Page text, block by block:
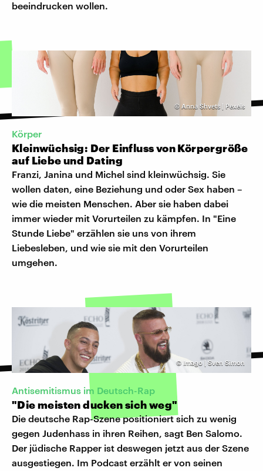
beeindrucken wollen.
© Anna Shvets | Pexels
Körper
Kleinwüchsig: Der Einfluss von Körpergröße
auf Liebe und Dating
Franzi, Janina und Michel sind kleinwüchsig. Sie
wollen daten, eine Beziehung und oder Sex haben –
wie die meisten Menschen. Aber sie haben dabei
immer wieder mit Vorurteilen zu kämpfen. In "Eine
Stunde Liebe" erzählen sie uns von ihrem
Liebesleben, und wie sie mit den Vorurteilen
umgehen.
© Imago | Sven Simon
Antisemitismus im Deutsch-Rap
"Die meisten ducken sich weg"
Die deutsche Rap-Szene positioniert sich zu wenig
gegen Judenhass in ihren Reihen, sagt Ben Salomo.
Der jüdische Rapper ist deswegen jetzt aus der Szene
ausgestiegen. Im Podcast erzählt er von seinen